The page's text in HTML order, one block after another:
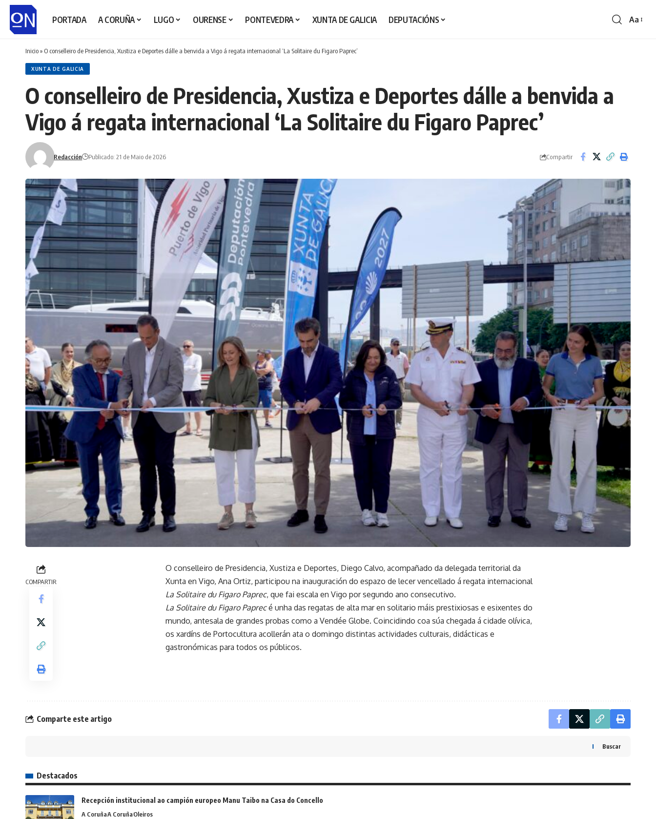
PORTADA A CORUÑA LUGO OURENSE PONTEVEDRA XUNTA DE GALICIA DEPUTACIÓNS Aa
Inicio» O conselleiro de Presidencia, Xustiza e Deportes dálle a benvida a Vigo á regata internacional ‘La Solitaire du Figaro Paprec’
XUNTA DE GALICIA
O conselleiro de Presidencia, Xustiza e Deportes dálle a benvida a
Vigo á regata internacional ‘La Solitaire du Figaro Paprec’
Redacción Publicado: 21 de Maio de 2026 Compartir
COMPARTIR
O conselleiro de Presidencia, Xustiza e Deportes, Diego Calvo, acompañado da delegada territorial da
Xunta en Vigo, Ana Ortiz, participou na inauguración do espazo de lecer vencellado á regata internacional
La Solitaire du Figaro Paprec, que fai escala en Vigo por segundo ano consecutivo.
La Solitaire du Figaro Paprecé unha das regatas de alta mar en solitario máis prestixiosas e esixentes do
mundo, antesala de grandes probas como a Vendée Globe. Coincidindo coa súa chegada á cidade olívica,
os xardíns de Portocultura acollerán ata o domingo distintas actividades culturais, didácticas e
gastronómicas para todos os públicos.
Comparte este artigo
Buscar
Destacados
Recepción institucional ao campión europeo Manu Taibo na Casa do Concello
A CoruñaA CoruñaOleiros